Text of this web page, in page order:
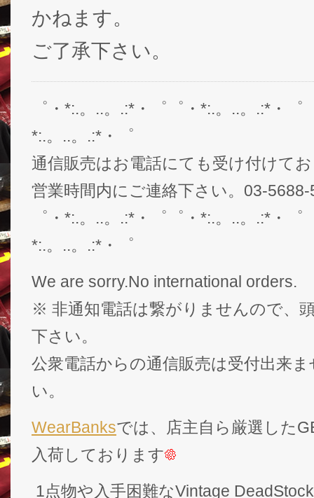
かねます。
ご了承下さい。
゜・*:.。..。.:*・゜゜・*:.。..。.:*・
*:.。..。.:*・゜
通信販売はお電話にても受け付けて
営業時間内にご連絡下さい。03-5688-
゜・*:.。..。.:*・゜゜・*:.。..。.:*・
*:.。..。.:*・゜
We are sorry.No international orders.
※ 非通知電話は繋がりませんので、
下さい。
公衆電話からの通信販売は受付出来
い。
WearBanksでは、店主自ら厳選した
入荷しております
1点物や入手困難なVintage